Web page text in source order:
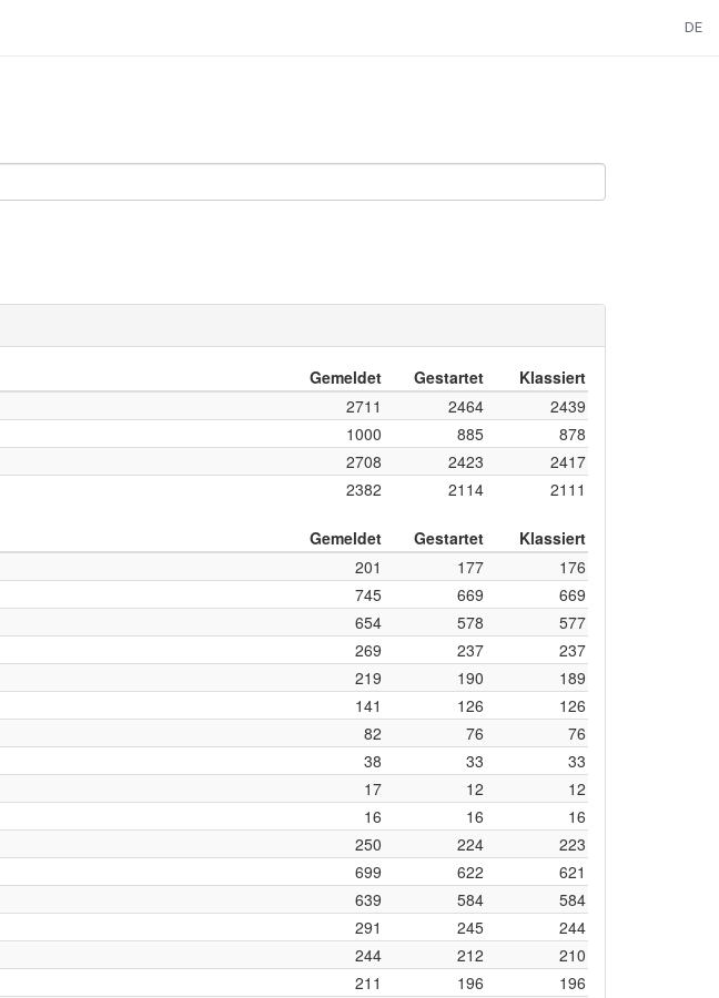
DE
Gemeldet Gestartet
Klassiert
2711 2464
2439
1000 885
878
2708 2423
2417
2382 2114 2111
Gemeldet Gestartet
Klassiert
201 177
176
745 669
669
654 578
577
269 237
237
219 190
189
141 126
126
82 76
76
38 33
33
17 12
12
16 16
16
250 224
223
699 622
621
639 584
584
291 245
244
244 212
210
211 196
196